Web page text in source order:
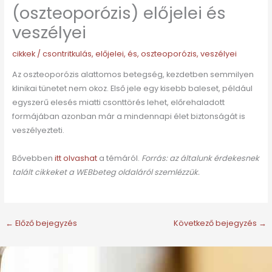
(oszteoporózis) előjelei és
veszélyei
cikkek/ csontritkulás, előjelei, és, oszteoporózis, veszélyei
Az oszteoporózis alattomos betegség, kezdetben semmilyen
klinikai tünetet nem okoz. Első jele egy kisebb baleset, például
egyszerű elesés miatti csonttörés lehet, előrehaladott
formájában azonban már a mindennapi élet biztonságát is
veszélyezteti.
Bővebben itt olvashat a témáról. Forrás: az általunk érdekesnek
talált cikkeket a WEBbeteg oldaláról szemlézzük.
← Előző bejegyzés Következő bejegyzés →